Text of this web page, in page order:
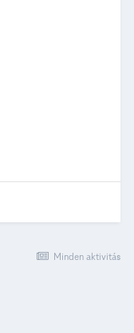
Minden aktivitás